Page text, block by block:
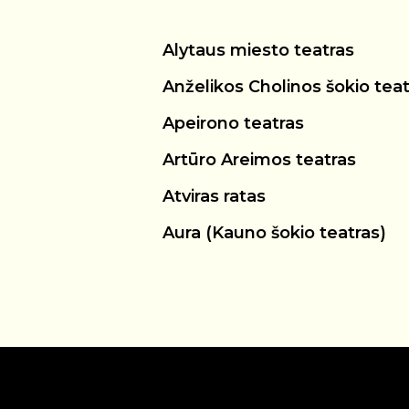
Alytaus miesto teatras
Anželikos Cholinos šokio
Apeirono teatras
Artūro Areimos teatras
Atviras ratas
Aura (Kauno šokio teatras)